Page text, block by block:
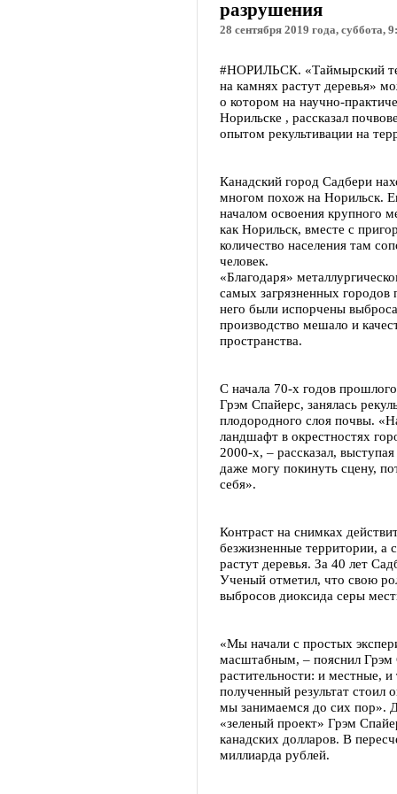
разрушения
28 сентября 2019 года, суббота,
#НОРИЛЬСК. «Таймырский
на камнях растут деревья»
о котором на научно-
Норильске , рассказал
опытом рекультивации на
Канадский город Садбери
многом похож на Норильск.
началом освоения крупного
как Норильск, вместе с
количество населения там
человек.
«Благодаря»
самых загрязненных городов
него были испорчены
производство мешало и
пространства.
С начала 70-х годов
Грэм Спайерс, занялась
плодородного слоя почвы.
ландшафт в окрестностях
2000-х, – рассказал,
даже могу покинуть сцену,
себя».
Контраст на снимках
безжизненные территории, а
растут деревья. За 40 лет
Ученый отметил, что свою
выбросов диоксида серы
«Мы начали с простых
масштабным, – пояснил
растительности: и местные,
полученный результат стоил
мы занимаемся до сих пор».
«зеленый проект» Грэм
канадских долларов. В
миллиарда рублей.